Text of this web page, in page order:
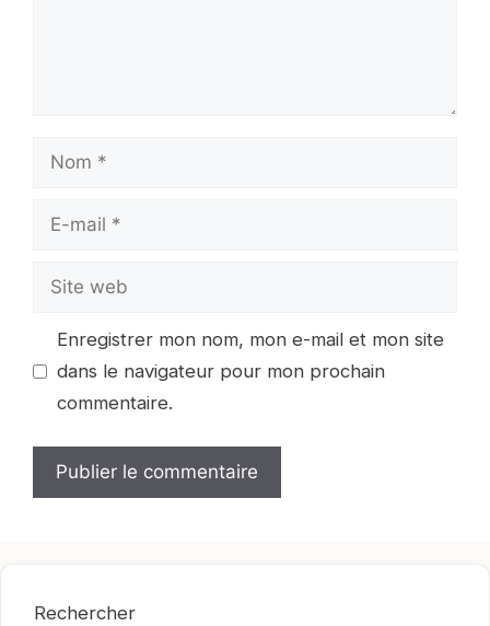
Nom
Site
Enregistrer mon nom, mon e-mail et mon site
dans le navigateur pour mon prochain
commentaire.
Rechercher